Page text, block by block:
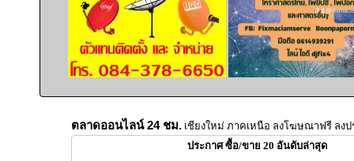
ตลาดออนไลน์ 24 ชม. เชียงใหม่ ภาคเหนือ ลงโฆษณาฟรี ลงป
ประกาศ ซื้อ/ขาย 20 อันดับล่าสุด